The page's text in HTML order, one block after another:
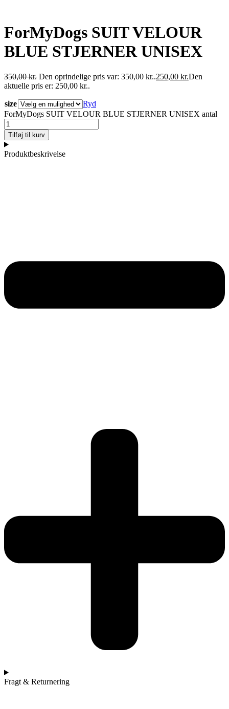
ForMyDogs SUIT VELOUR
BLUE STJERNER UNISEX
350,00kr. Den oprindelige pris var: 350,00 kr..250,00 kr.Den
aktuelle pris er: 250,00 kr..
size
Ryd
ForMyDogs SUIT VELOUR BLUE STJERNER UNISEX antal
Tilføj til kurv
Produktbeskrivelse
Fragt & Returnering